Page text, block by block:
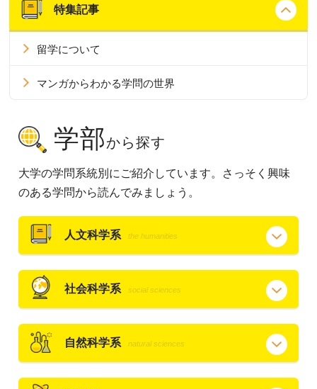
特集記事
留学について
マンガからわかる学問の世界
学部から探す
大学の学問系統別にご紹介しています。さっそく興味
のある学問から読んでみましょう。
人文科学系 the humanities
社会科学系 social sciences
自然科学系 natural sciences